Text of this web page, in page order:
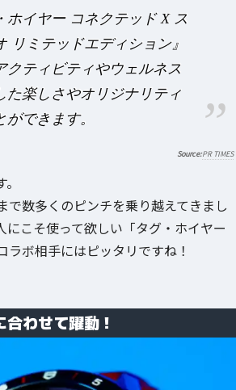
ホイヤー コネクテッド X ス
リミテッドエディション』
クティビティやウェルネス
た楽しさやオリジナリティ
できます。
PR TIMES
で数多くのピンチを乗り越えてきまし
にこそ使って欲しい「タグ・ホイヤー
ラボ相手にはピッタリですね！
わせて躍動！